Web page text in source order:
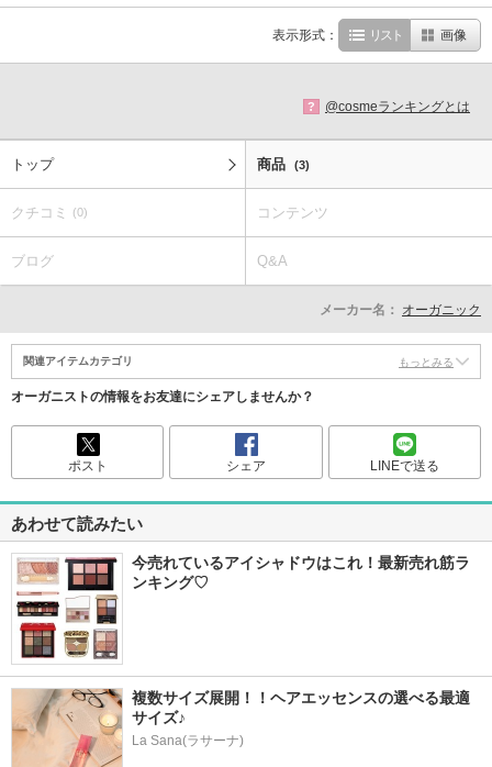
表示形式： リスト 画像
? @cosmeランキングとは
トップ 商品 (3)
クチコミ (0) コンテンツ
ブログ Q&A
メーカー名： オーガニック
関連アイテムカテゴリ もっとみる
オーガニストの情報をお友達にシェアしませんか？
ポスト シェア LINEで送る
あわせて読みたい
今売れているアイシャドウはこれ！最新売れ筋ラ
ンキング♡
複数サイズ展開！！ヘアエッセンスの選べる最適
サイズ♪
La Sana(ラサーナ)